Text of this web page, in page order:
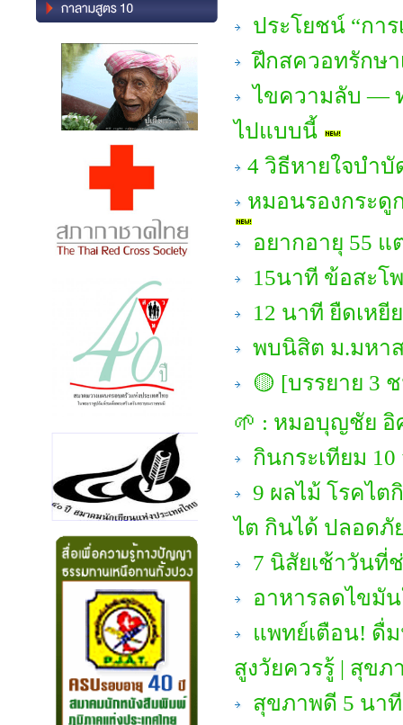
ประโยชน์ “การ
ฝึกสควอทรักษา
ไขความลับ —
ไปแบบนี้
4 วิธีหายใจบำ
หมอนรองกระดู
อยากอายุ 55 แ
15นาที ข้อสะโ
12 นาที ยืดเห
พบนิสิต ม.มหา
🟡 [บรรยาย 3
🌱 : หมอบุญชัย อิ
กินกระเทียม
9 ผลไม้ โรคไต
ไต กินได้ ปลอดภั
7 นิสัยเช้าวันที่
อาหารลดไขมัน
แพทย์เตือน! ดื่
สูงวัยควรรู้ | สุขภ
สุขภาพดี 5 นา